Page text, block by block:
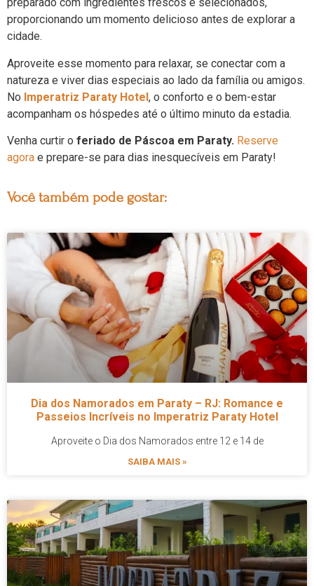
proporcionando um momento delicioso antes de explorar a
cidade.
Aproveite esse momento para relaxar, se conectar com a
natureza e viver dias especiais ao lado da família ou amigos.
No Imperatriz Paraty Hotel, o conforto e o bem-estar
acompanham os hóspedes até o último minuto da estadia.
Venha curtir o feriado de Páscoa em Paraty. Reserve
agora e prepare-se para dias inesquecíveis em Paraty!
Você também pode gostar:
Dia dos Namorados em Paraty – RJ: Romance e
Passeios Incríveis no Imperatriz Paraty Hotel
Aproveite o Dia dos Namorados entre 12 e 14 de
SAIBA MAIS »